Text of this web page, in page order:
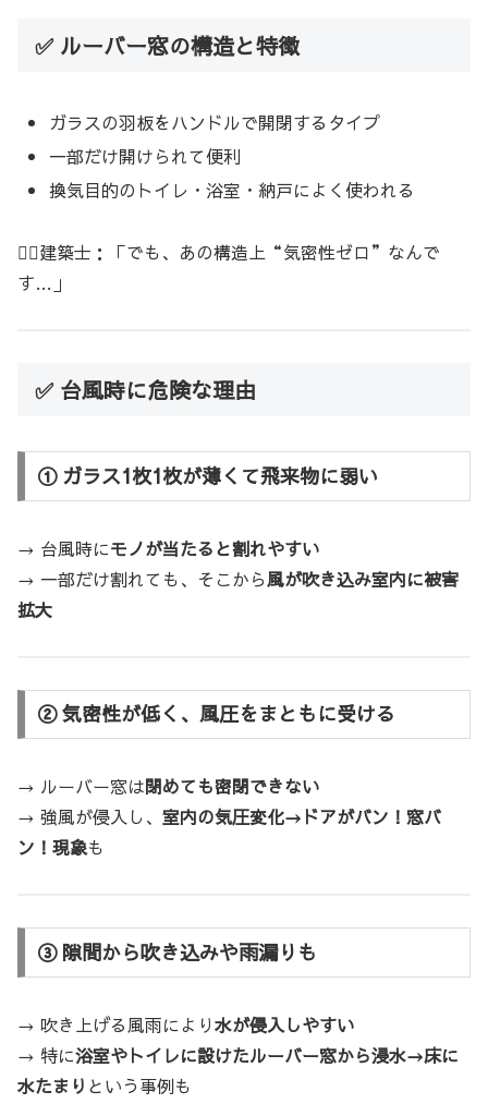
✅ ルーバー窓の構造と特徴
ガラスの羽板をハンドルで開閉するタイプ
一部だけ開けられて便利
換気目的のトイレ・浴室・納戸によく使われる
👷‍♂️建築士：「でも、あの構造上“気密性ゼロ”なんで
す…」
✅ 台風時に危険な理由
① ガラス1枚1枚が薄くて飛来物に弱い
→ 台風時にモノが当たると割れやすい
→ 一部だけ割れても、そこから風が吹き込み室内に被害
拡大
② 気密性が低く、風圧をまともに受ける
→ ルーバー窓は閉めても密閉できない
→ 強風が侵入し、 室内の気圧変化→ドアがバン！窓バ
ン！現象も
③ 隙間から吹き込みや雨漏りも
→ 吹き上げる風雨により水が侵入しやすい
→ 特に浴室やトイレに設けたルーバー窓から浸水→床に
水たまり という事例も